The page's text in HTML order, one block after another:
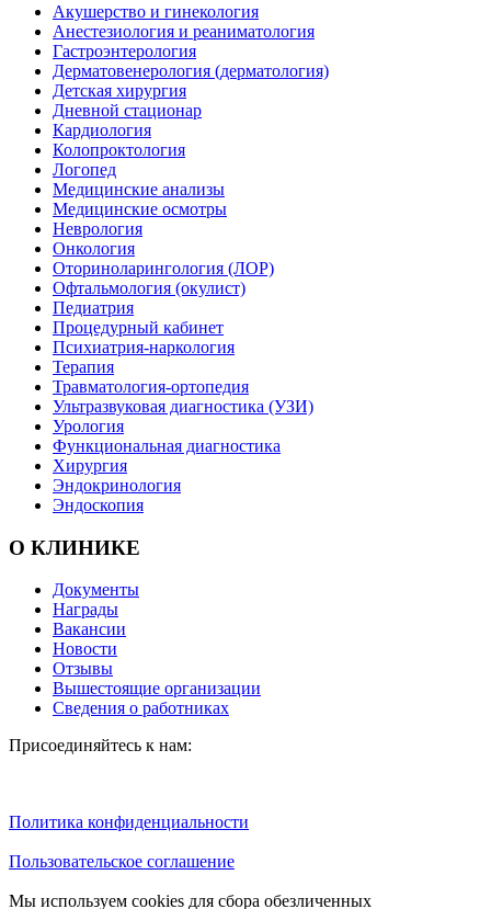
Акушерство и гинекология
Анестезиология и реаниматология
Гастроэнтерология
Дерматовенерология (дерматология)
Детская хирургия
Дневной стационар
Кардиология
Колопроктология
Логопед
Медицинские анализы
Медицинские осмотры
Неврология
Онкология
Оториноларингология (ЛОР)
Офтальмология (окулист)
Педиатрия
Процедурный кабинет
Психиатрия-наркология
Терапия
Травматология-ортопедия
Ультразвуковая диагностика (УЗИ)
Урология
Функциональная диагностика
Хирургия
Эндокринология
Эндоскопия
О КЛИНИКЕ
Документы
Награды
Вакансии
Новости
Отзывы
Вышестоящие организации
Сведения о работниках
Присоединяйтесь к нам:
Политика конфиденциальности
Пользовательское соглашение
Мы используем cookies для сбора обезличенных